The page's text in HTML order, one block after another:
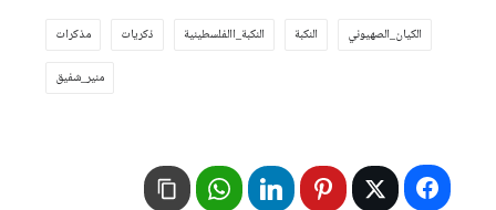
الكيان_الصهيوني النكبة النكبة_االفلسطينية ذكريات مذكرات
منير_شفيق